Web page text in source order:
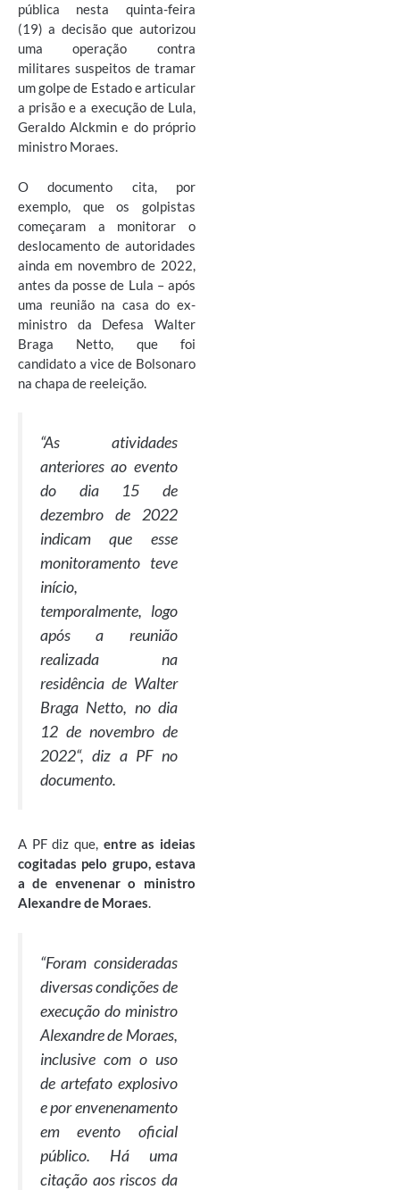
pública nesta quinta-feira
(19) a decisão que autorizou
uma operação contra
militares suspeitos de tramar
um golpe de Estado e articular
a prisão e a execução de Lula,
Geraldo Alckmin e do próprio
ministro Moraes.
O documento cita, por
exemplo, que os golpistas
começaram a monitorar o
deslocamento de autoridades
ainda em novembro de 2022,
antes da posse de Lula – após
uma reunião na casa do ex-
ministro da Defesa Walter
Braga Netto, que foi
candidato a vice de Bolsonaro
na chapa de reeleição.
“As atividades
anteriores ao evento
do dia 15 de
dezembro de 2022
indicam que esse
monitoramento teve
início,
temporalmente, logo
após a reunião
realizada na
residência de Walter
Braga Netto, no dia
12 de novembro de
2022“, diz a PF no
documento.
A PF diz que, entre as ideias
cogitadas pelo grupo, estava
a de envenenar o ministro
Alexandre de Moraes.
“Foram consideradas
diversas condições de
execução do ministro
Alexandre de Moraes,
inclusive com o uso
de artefato explosivo
e por envenenamento
em evento oficial
público. Há uma
citação aos riscos da